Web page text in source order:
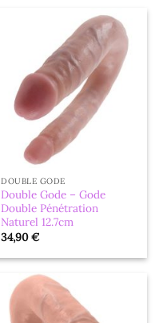
DOUBLE GODE
Double Gode – Gode
Double Pénétration
Naturel 12.7cm
34,90€